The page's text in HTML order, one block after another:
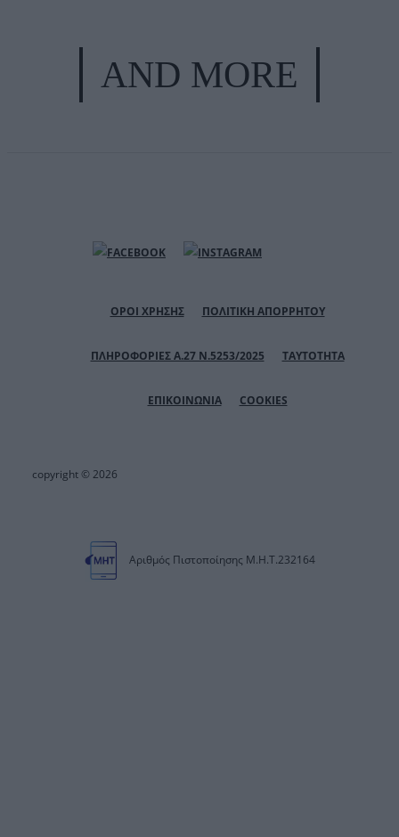
AND MORE
ΟΡΟΙ ΧΡΗΣΗΣ ΠΟΛΙΤΙΚΗ ΑΠΟΡΡΗΤΟΥ
ΠΛΗΡΟΦΟΡΙΕΣ Α.27 Ν.5253/2025 ΤΑΥΤΟΤΗΤΑ
ΕΠΙΚΟΙΝΩΝΙΑ COOKIES
copyright © 2026
Αριθμός Πιστοποίησης Μ.Η.Τ.232164